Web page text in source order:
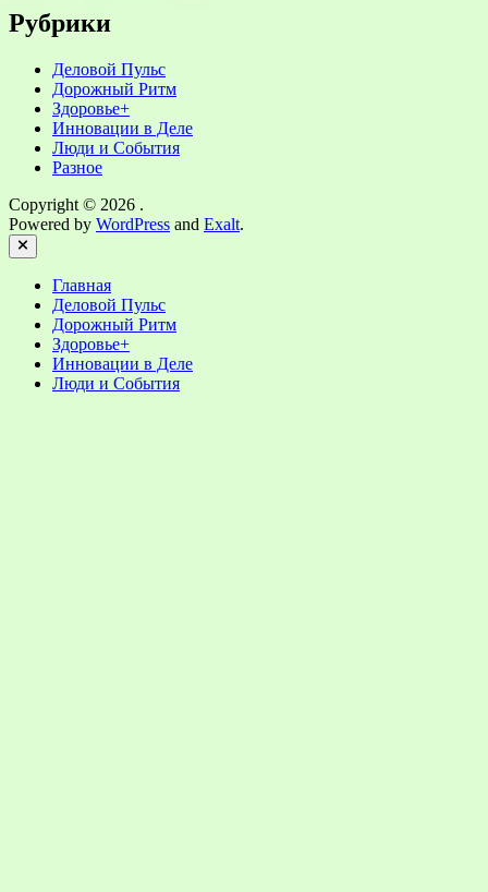
Рубрики
Деловой Пульс
Дорожный Ритм
Здоровье+
Инновации в Деле
Люди и События
Разное
Copyright © 2026 .
Powered by WordPress and Exalt.
Close
Главная
Деловой Пульс
Дорожный Ритм
Здоровье+
Инновации в Деле
Люди и События